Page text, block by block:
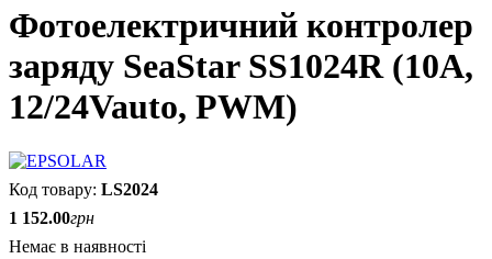
Фотоелектричний контролер
заряду SeaStar SS1024R (10А,
12/24Vauto, PWM)
LS2024
1 152.00грн
Немає в наявності